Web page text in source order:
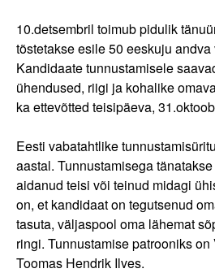
10.detsembril toimub pidulik
tõstetakse esile 50 eeskuju
Kandidaate tunnustamisele
ühendused, riigi ja kohalike
ka ettevõtted teisipäeva,
Eesti vabatahtlike
aastal. Tunnustamisega
aidanud teisi või teinud midagi
on, et kandidaat on tegutsenud
tasuta, väljaspool oma lähemat
ringi. Tunnustamise patrooniks
Toomas Hendrik Ilves.